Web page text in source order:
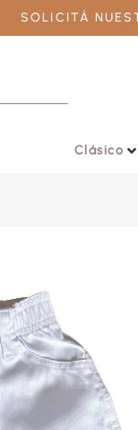
SOLICITÁ
Clásico